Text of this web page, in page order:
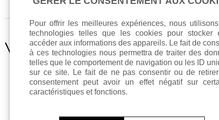
Vous aimerez aussi
Pour offrir les meilleures expériences, nous
technologies telles que les cookies pour stocker
accéder aux informations des appareils. Le fait de
à ces technologies nous permettra de traiter des
telles que le comportement de navigation ou les ID
sur ce site. Le fait de ne pas consentir ou de
consentement peut avoir un effet négatif sur
caractéristiques et fonctions.